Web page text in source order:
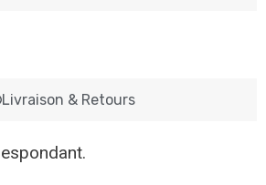
Livraison & Retours